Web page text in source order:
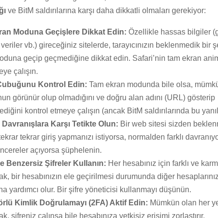
ve BitM saldırılarına karşı daha dikkatli olmaları gerekiyor:
Moduna Geçişlere Dikkat Edin: Özellikle hassas bilgiler
vb.) gireceğiniz sitelerde, tarayıcınızın beklenmedik bir
geçip geçmediğine dikkat edin. Safari’nin tam ekran
çalışın.
Kontrol Edin: Tam ekran modunda bile olsa,
görünür olup olmadığını ve doğru alan adını (URL) gösterip
kontrol etmeye çalışın (ancak BitM saldırılarında bu
Karşı Tetikte Olun: Bir web sitesi sizden
tekrar giriş yapmanızı istiyorsa, normalden farklı
açıyorsa şüphelenin.
Benzersiz Şifreler Kullanın: Her hesabınız için farklı ve
bir hesabınızın ele geçirilmesi durumunda diğer
yardımcı olur. Bir şifre yöneticisi kullanmayı düşünün.
Kimlik Doğrulamayı (2FA) Aktif Edin: Mümkün olan her
şifreniz çalınsa bile hesabınıza yetkisiz erişimi zorlaştırır.